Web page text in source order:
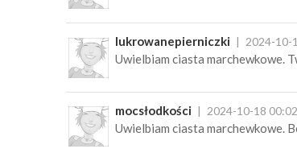
lukrowanepierniczki 2024-10-
Uwielbiam ciasta marchewkowe.
mocsłodkości 2024-10-18 00:02
Uwielbiam ciasta marchewkowe.